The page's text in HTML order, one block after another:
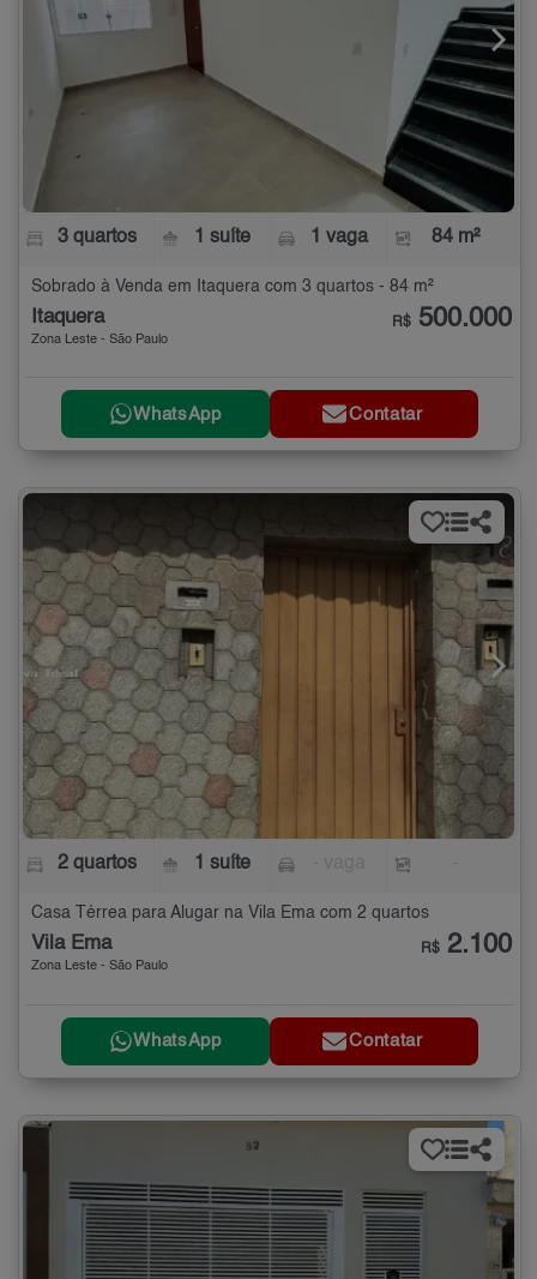
3 quartos 1 suíte 1 vaga 84 m²
Sobrado à Venda em Itaquera com 3 quartos - 84 m²
Itaquera
Zona Leste - São Paulo
R$ 500.000
WhatsApp Contatar
2 quartos 1 suíte
Casa Térrea para Alugar na Vila Ema com 2 quartos
Vila Ema
Zona Leste - São Paulo
R$ 2.100
WhatsApp Contatar